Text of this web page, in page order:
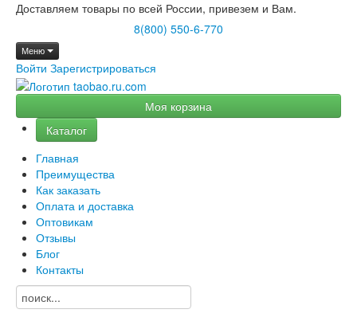
Доставляем товары по всей России, привезем и Вам.
8(800) 550-6-770
Меню
Войти Зарегистрироваться
Моя корзина
Каталог
Главная
Преимущества
Как заказать
Оплата и доставка
Оптовикам
Отзывы
Блог
Контакты